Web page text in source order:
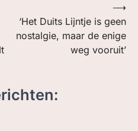
‘Het Duits Lijntje is geen
nostalgie, maar de enige
weg vooruit’
⟶